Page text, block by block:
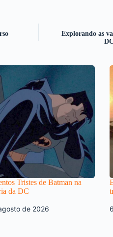
Explorando as
Tristes de Batman na
da DC
de 2026